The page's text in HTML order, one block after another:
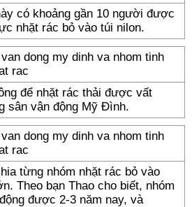
có khoảng gần 10 người được
nhặt rác bỏ vào túi nilon.
để nhặt rác thải được vất
sân vận động Mỹ Đình.
từng nhóm nhặt rác bỏ vào
Theo bạn Thao cho biết, nhóm
được 2-3 năm nay, và